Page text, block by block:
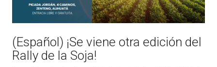
(Español) ¡Se viene otra edición del
Rally de la Soja!